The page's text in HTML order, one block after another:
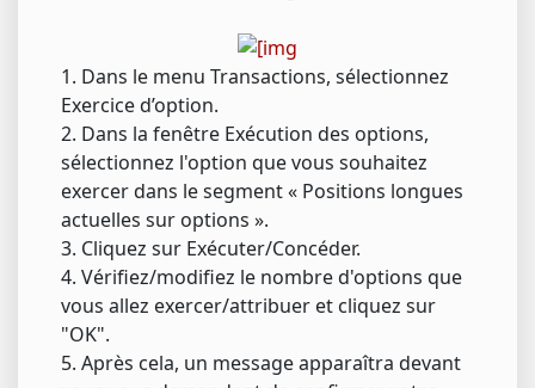
1. Dans le menu Transactions, sélectionnez
Exercice d’option.
2. Dans la fenêtre Exécution des options,
sélectionnez l'option que vous souhaitez
exercer dans le segment « Positions longues
actuelles sur options ».
3. Cliquez sur Exécuter/Concéder.
4. Vérifiez/modifiez le nombre d'options que
vous allez exercer/attribuer et cliquez sur
"OK".
5. Après cela, un message apparaîtra devant